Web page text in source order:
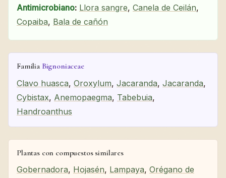
Antimicrobiano: Llora sangre, Canela de Ceilán,
Copaiba, Bala de cañón
Familia Bignoniaceae
Clavo huasca, Oroxylum, Jacaranda, Jacaranda,
Cybistax, Anemopaegma, Tabebuia,
Handroanthus
Plantas con compuestos similares
Gobernadora, Hojasén, Lampaya, Orégano de